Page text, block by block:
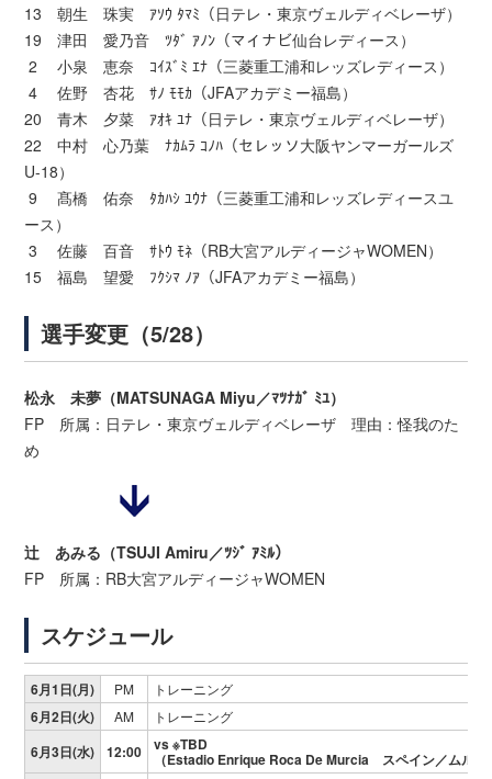
13 朝生 珠実 ｱｿｳ ﾀﾏﾐ（日テレ・東京ヴェルディベレーザ）
19 津田 愛乃音 ﾂﾀﾞ ｱﾉﾝ（マイナビ仙台レディース）
2 小泉 恵奈 ｺｲｽﾞﾐ ｴﾅ（三菱重工浦和レッズレディース）
4 佐野 杏花 ｻﾉ ﾓﾓｶ（JFAアカデミー福島）
20 青木 夕菜 ｱｵｷ ﾕﾅ（日テレ・東京ヴェルディベレーザ）
22 中村 心乃葉 ﾅｶﾑﾗ ｺﾉﾊ（セレッソ大阪ヤンマーガールズ
U-18）
9 髙橋 佑奈 ﾀｶﾊｼ ﾕｳﾅ（三菱重工浦和レッズレディースユ
ース）
3 佐藤 百音 ｻﾄｳ ﾓﾈ（RB大宮アルディージャWOMEN）
15 福島 望愛 ﾌｸｼﾏ ﾉｱ（JFAアカデミー福島）
選手変更（5/28）
松永 未夢（MATSUNAGA Miyu／ﾏﾂﾅｶﾞ ﾐﾕ）
FP 所属：日テレ・東京ヴェルディベレーザ 理由：怪我のた
め
辻 あみる（TSUJI Amiru／ﾂｼﾞ ｱﾐﾙ）
FP 所属：RB大宮アルディージャWOMEN
スケジュール
6月1日(月) PM トレーニング
6月2日(火) AM トレーニング
6月3日(水) 12:00 vs ※TBD
（Estadio Enrique Roca De Murcia スペイン／ムルシ